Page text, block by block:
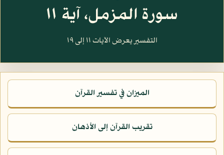
سورة المزمل، آية ١١
التفسير يعرض الآيات ١١ إلى ١٩
الميزان في تفسير القرآن
تقريب القرآن إلى الأذهان